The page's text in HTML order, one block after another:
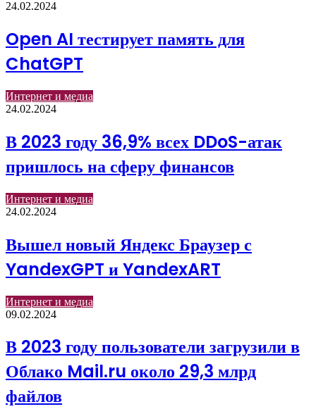
24.02.2024
Open AI тестирует память для
ChatGPT
Интернет и медиа
24.02.2024
В 2023 году 36,9% всех DDoS-атак
пришлось на сферу финансов
Интернет и медиа
24.02.2024
Вышел новый Яндекс Браузер с
YandexGPT и YandexART
Интернет и медиа
09.02.2024
В 2023 году пользователи загрузили в
Облако Mail.ru около 29,3 млрд
файлов